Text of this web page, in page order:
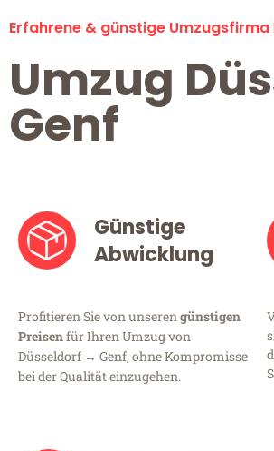
Erfahrene & günstige
Umzug
Genf
Günstige
Abwicklung
Profitieren Sie von unserengünstigen
Preisenfür Ihren Umzug von
Düsseldorf → Genf, ohne Kompromisse
bei der Qualität einzugehen.